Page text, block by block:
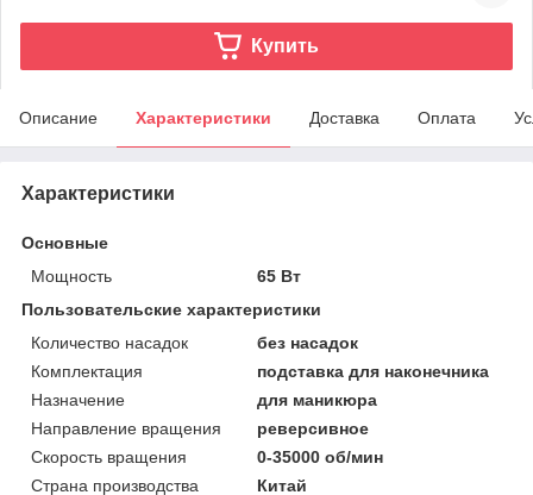
Купить
Описание Характеристики Доставка Оплата
Характеристики
Основные
Мощность
65 Вт
Пользовательские характеристики
Количество насадок
без насадок
Комплектация
подставка для наконечника
Назначение
для маникюра
Направление вращения
реверсивное
Скорость вращения
0-35000 об/мин
Страна производства
Китай